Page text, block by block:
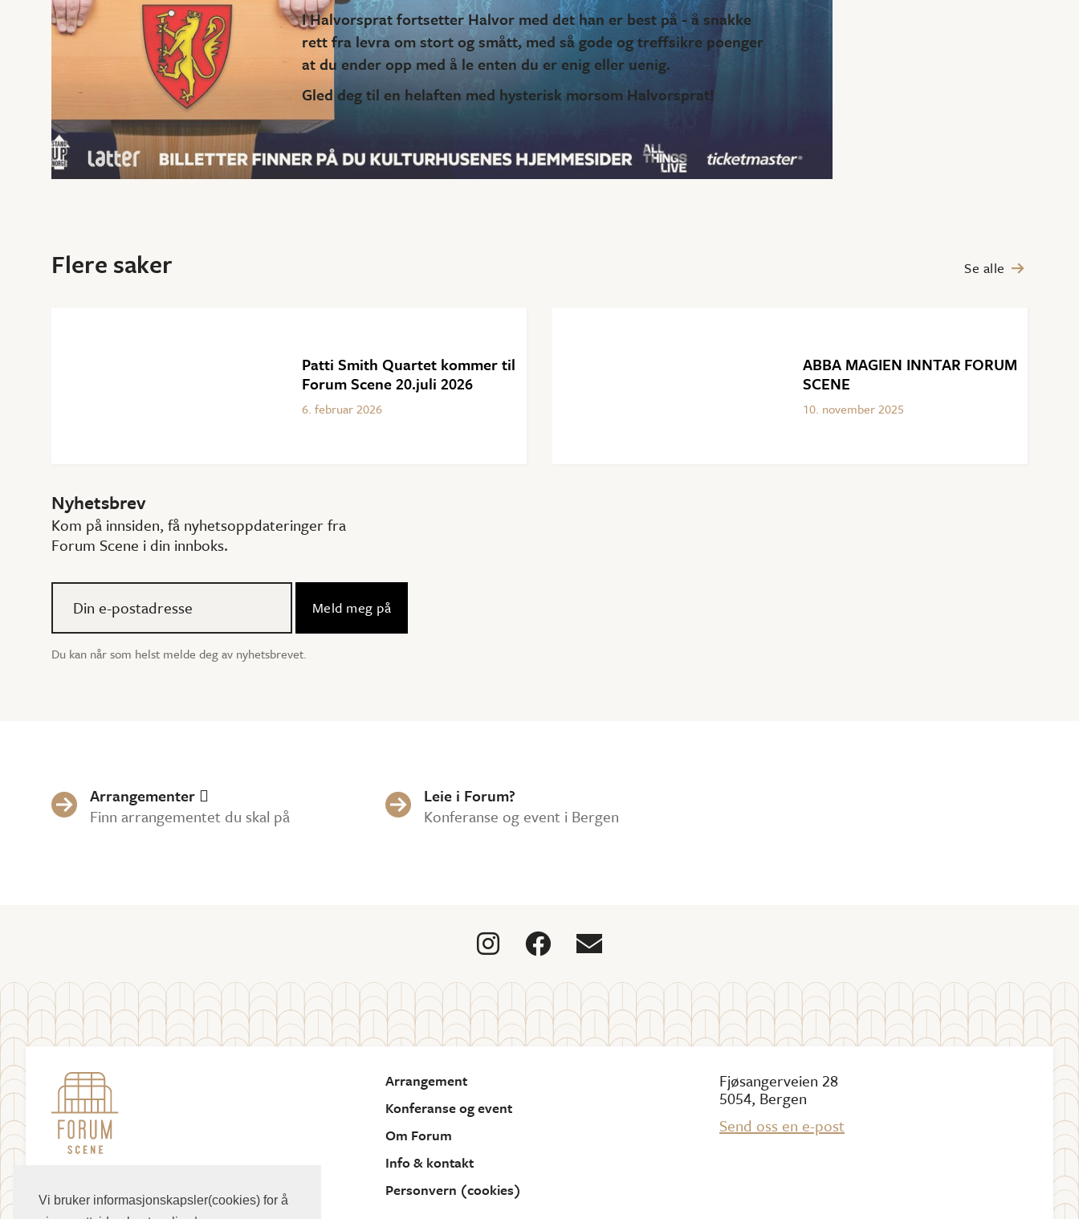
Vi bruker informasjonskapsler(cookies) for å
I Halvorsprat fortsetter Halvor med det han er best på - å snakke
rett fra levra om stort og smått, med så gode og treffsikre poenger
at du ender opp med å le enten du er enig eller uenig.
Gled deg til en helaften med hysterisk morsom Halvorsprat!
Flere saker Se alle 
Patti Smith Quartet kommer til
Forum Scene 20.juli 2026
6. februar2026
ABBA MAGIEN INNTAR FORUM
SCENE
10. november2025
Nyhetsbrev
Kom på innsiden, få nyhetsoppdateringer fra
Forum Scene i din innboks.
Du kan når som helst melde deg av nyhetsbrevet.
 Arrangementer 
Finn arrangementet du skal på

Leie i Forum?
Konferanse og event i Bergen
  
Arrangement
Konferanse og event
Om Forum
Info & kontakt
Personvern (cookies)
Fjøsangerveien 28
5054, Bergen
Send oss en e-post